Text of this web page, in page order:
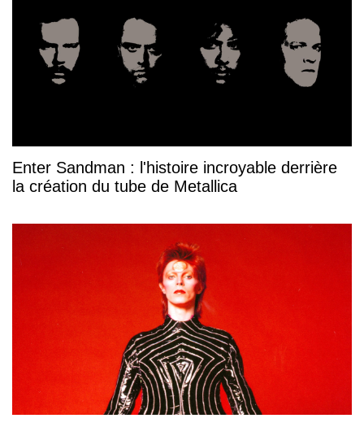
Enter Sandman : l'histoire incroyable derrière
la création du tube de Metallica